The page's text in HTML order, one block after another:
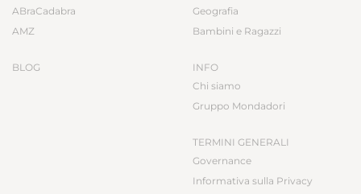
ABraCadabra
AMZ
BLOG
Geografia
Bambini e Ragazzi
INFO
Chi siamo
Gruppo Mondadori
TERMINI GENERALI
Governance
Informativa sulla Privacy